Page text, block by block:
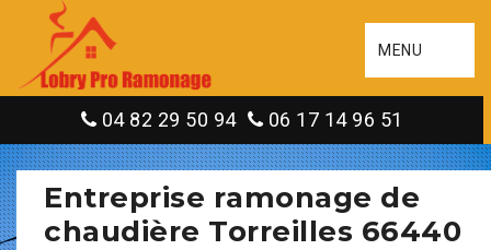
MENU
04 82 29 50 94 06 17 14 96 51
Entreprise ramonage de
chaudière Torreilles 66440